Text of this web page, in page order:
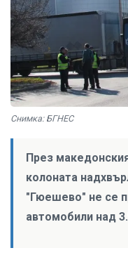
Снимка: БГНЕС
През
колоната
"Гюешево" не се
автомобили над